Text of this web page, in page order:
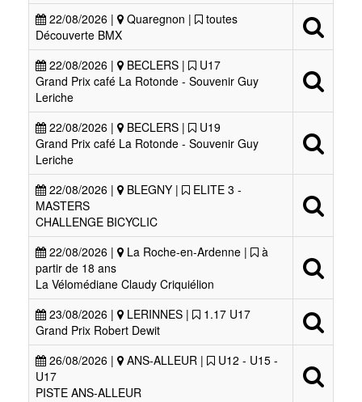
22/08/2026 | Quaregnon |
toutes
Découverte BMX
22/08/2026 |
BECLERS |
U17
Grand Prix café La Rotonde - Souvenir Guy
Leriche
22/08/2026 |
BECLERS |
U19
Grand Prix café La Rotonde - Souvenir Guy
Leriche
22/08/2026 |
BLEGNY |
ELITE 3 -
MASTERS
CHALLENGE BICYCLIC
22/08/2026 |
La Roche-en-Ardenne |
à
partir de 18 ans
La Vélomédiane Claudy Criquiélion
23/08/2026 |
LERINNES |
1.17 U17
Grand Prix Robert Dewit
26/08/2026 |
ANS-ALLEUR |
U12 - U15 -
U17
PISTE ANS-ALLEUR